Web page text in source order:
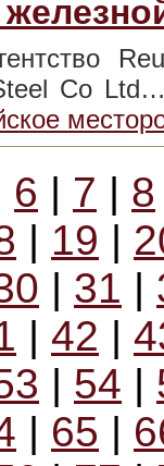
Co
6 | 7 | 8
| 19 |
| 31 |
| 42 |
| 54 |
| 65 |